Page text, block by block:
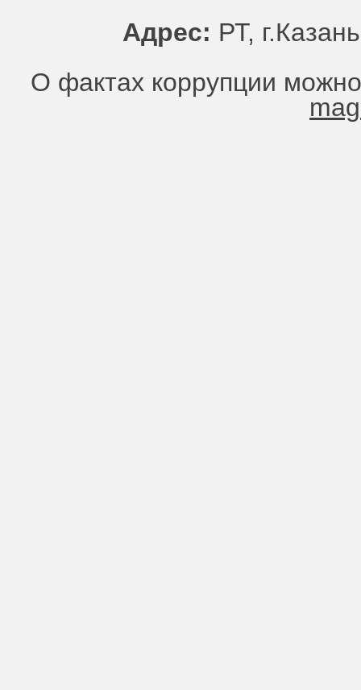
Адрес: РТ,
О фактах коррупции